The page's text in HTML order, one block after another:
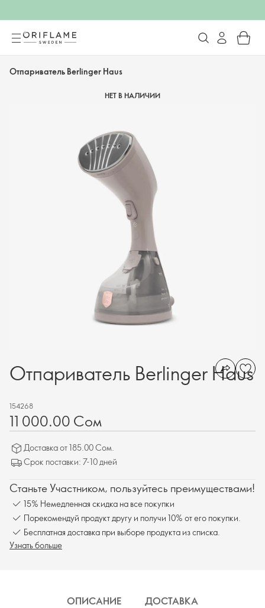
Отпариватель Berlinger Haus
НЕТ В НАЛИЧИИ
Отпариватель Berlinger Haus
154268
11 000.00 Сом
Доставка от 185.00 Сом.
Срок поставки: 7-10 дней
Станьте Участником, пользуйтесь преимуществами!
15% Немедленная скидка на все покупки
Порекомендуй продукт другу и получи 10% от его покупки.
Бесплатная доставка при выборе продукта из списка.
Узнать больше
ОПИСАНИЕ ДОСТАВКА